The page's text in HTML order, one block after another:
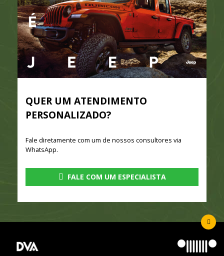
QUER UM ATENDIMENTO
PERSONALIZADO?
Fale diretamente com um de nossos consultores via
WhatsApp.
FALE COM UM ESPECIALISTA